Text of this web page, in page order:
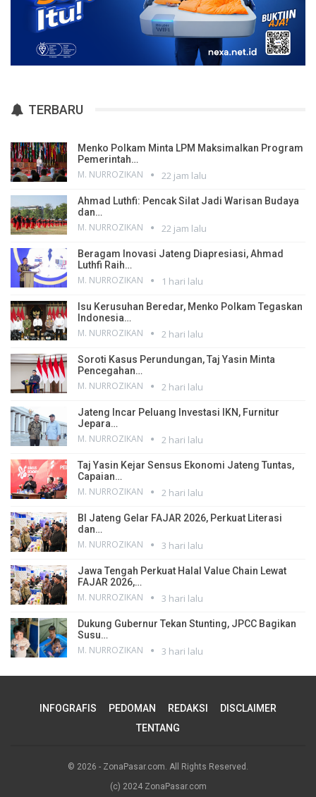
TERBARU
Menko Polkam Minta LPM Maksimalkan Program
Pemerintah…
M. NURROZIKAN 22 jam lalu
Ahmad Luthfi: Pencak Silat Jadi Warisan Budaya
dan…
M. NURROZIKAN 22 jam lalu
Beragam Inovasi Jateng Diapresiasi, Ahmad
Luthfi Raih…
M. NURROZIKAN 1 hari lalu
Isu Kerusuhan Beredar, Menko Polkam Tegaskan
Indonesia…
M. NURROZIKAN 2 hari lalu
Soroti Kasus Perundungan, Taj Yasin Minta
Pencegahan…
M. NURROZIKAN 2 hari lalu
Jateng Incar Peluang Investasi IKN, Furnitur
Jepara…
M. NURROZIKAN 2 hari lalu
Taj Yasin Kejar Sensus Ekonomi Jateng Tuntas,
Capaian…
M. NURROZIKAN 2 hari lalu
BI Jateng Gelar FAJAR 2026, Perkuat Literasi
dan…
M. NURROZIKAN 3 hari lalu
Jawa Tengah Perkuat Halal Value Chain Lewat
FAJAR 2026,…
M. NURROZIKAN 3 hari lalu
Dukung Gubernur Tekan Stunting, JPCC Bagikan
Susu…
M. NURROZIKAN 3 hari lalu
INFOGRAFIS PEDOMAN REDAKSI
DISCLAIMER
TENTANG
© 2026 - ZonaPasar.com. All Rights Reserved.
(c) 2024 ZonaPasar.com